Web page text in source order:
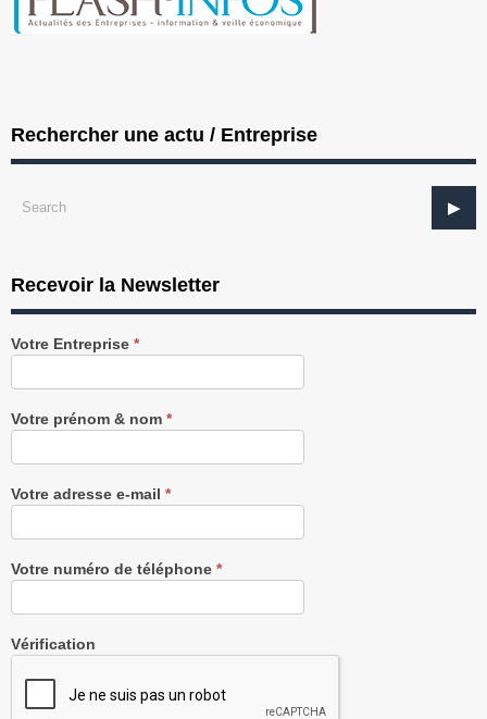
Rechercher une actu / Entreprise
Recevoir la Newsletter
Recevez
notre
gratuitement
Votre Entreprise *
Votre prénom & nom *
Votre adresse e-mail *
Votre numéro de téléphone *
Vérification